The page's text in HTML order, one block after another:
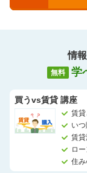
場所は、イオンモー
情
無料 学
買うvs賃貸 講座
賃
い
賃
ロ
住